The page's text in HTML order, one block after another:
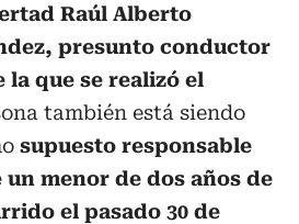
Raúl Alberto
presunto conductor
la que se realizó el
también está siendo
supuesto responsable
menor de dos años de
el pasado 30 de